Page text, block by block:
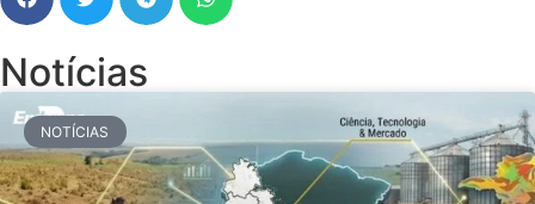
Notícias
NOTÍCIAS